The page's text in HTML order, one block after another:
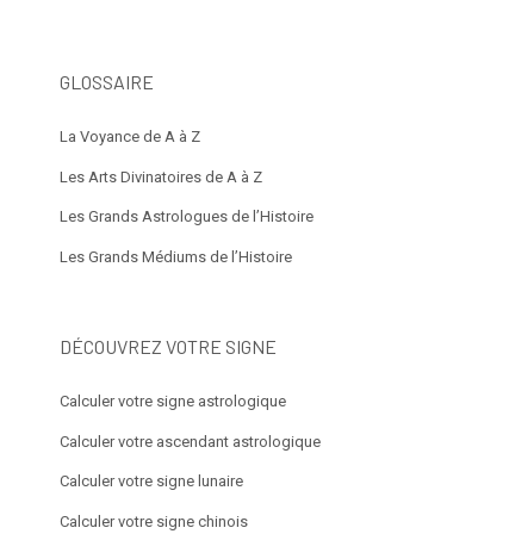
GLOSSAIRE
La Voyance de A à Z
Les Arts Divinatoires de A à Z
Les Grands Astrologues de l’Histoire
Les Grands Médiums de l’Histoire
DÉCOUVREZ VOTRE SIGNE
Calculer votre signe astrologique
Calculer votre ascendant astrologique
Calculer votre signe lunaire
Calculer votre signe chinois